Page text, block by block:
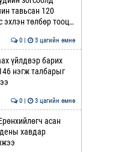
тавьсан 120
эхлэн төлбөр тооц…
0 | 3 цагийн өмнө
үйлдвэр барих
нэгж талбарыг
0 | 3 цагийн өмнө
асан
хавдар